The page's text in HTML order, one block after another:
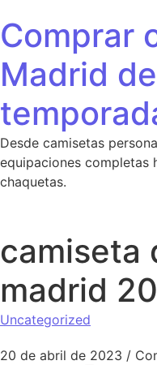
Comprar
Madrid
Desde camisetas
equipaciones completas
chaquetas.
camiseta
madrid
Uncategorized
20 de abril de 2023 /